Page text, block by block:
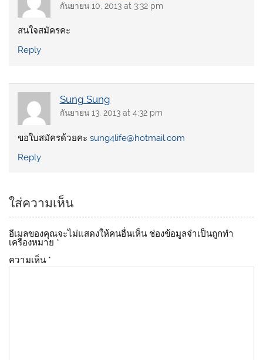
กันยายน 10, 2013 at 3:32 pm
สนใจสมัครคะ
Reply
Sung Sung
กันยายน 13, 2013 at 4:32 pm
ขอใบสมัครด้วยคะsung4life@hotmail.com
Reply
ใส่ความเห็น
อีเมลของคุณจะไม่แสดงให้คนอื่นเห็น ช่องข้อมูลจำเป็นถูกทำ
เครื่องหมาย *
ความเห็น *